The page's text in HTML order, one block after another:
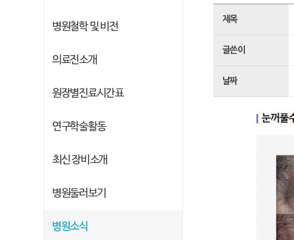
병원철학 및 비전
의료진소개
원장별진료시간표
연구학술활동
최신 장비소개
병원둘러보기
병원소식
제목
글쓴이
날짜